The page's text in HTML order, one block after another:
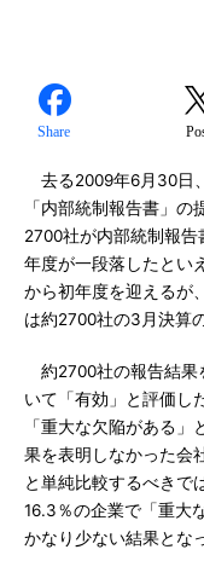
Share
去る2009年6月30日
「内部統制報告書」
2700社が内部統制報告
年度が一段落したとい
から初年度を迎えるが
は約2700社の3月決算
約2700社の報告結果
いて「有効」と評価し
「重大な欠陥がある
果を表明しなかった会
と単純比較するべきで
16.3％の企業で「重大
かなり少ない結果とな